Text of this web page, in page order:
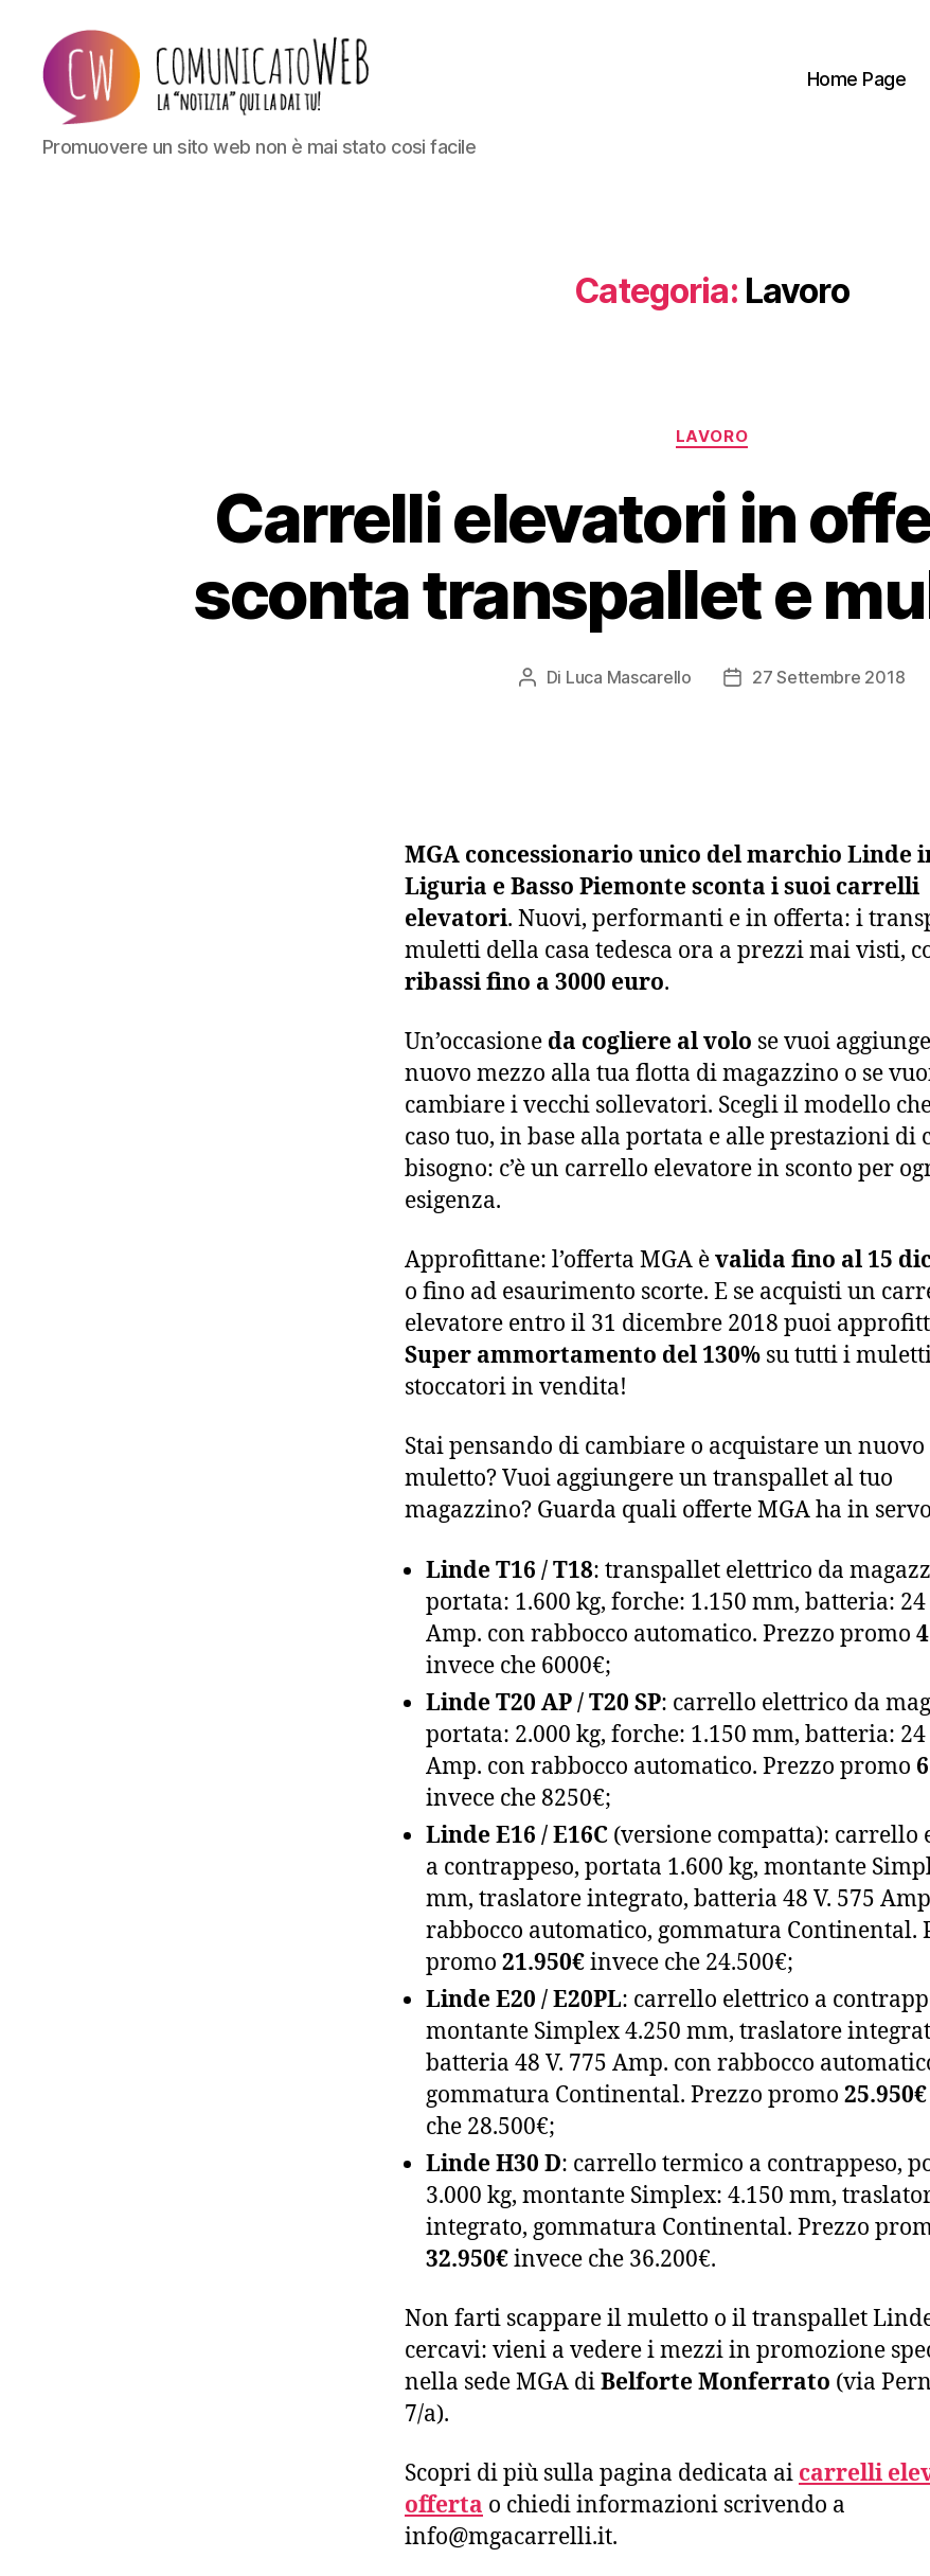
Comunicato
Web
Promuovere un sito web non è mai stato cosi facile
Home Page
Categoria: Lavoro
Categorie
LAVORO
Carrelli elevatori in
sconta transpallet e
Autore
Di Luca Mascarello
Data27 Settembre 2018
MGA concessionario unico del marchio Linde
Liguria e Basso Piemonte sconta i suoi carrelli
elevatori. Nuovi, performanti e in offerta: i
muletti della casa tedesca ora a prezzi mai visti,
ribassi fino a 3000 euro.
Un’occasione da cogliere al volo se vuoi
nuovo mezzo alla tua flotta di magazzino o se
cambiare i vecchi sollevatori. Scegli il modello
caso tuo, in base alla portata e alle prestazioni di
bisogno: c’è un carrello elevatore in sconto per
esigenza.
Approfittane: l’offerta MGA èvalida fino al 15
o fino ad esaurimento scorte. E se acquisti un
elevatore entro il 31 dicembre 2018 puoi
Super ammortamento del 130% su tutti i
stoccatori in vendita!
Stai pensando di cambiare o acquistare un nuovo
muletto? Vuoi aggiungere un transpallet al tuo
magazzino? Guarda quali offerte MGA ha in
Linde T16 / T18: transpallet elettrico da
portata: 1.600 kg, forche: 1.150 mm, batteria: 24
Amp. con rabbocco automatico. Prezzo promo
invece che 6000€;
Linde T20 AP / T20 SP: carrello elettrico da
portata: 2.000 kg, forche: 1.150 mm, batteria: 24
Amp. con rabbocco automatico. Prezzo promo
invece che 8250€;
Linde E16 / E16C (versione compatta): carrello
a contrappeso, portata 1.600 kg, montante
mm, traslatore integrato, batteria 48 V. 575
rabbocco automatico, gommatura Continental.
promo 21.950€invece che 24.500€;
Linde E20 / E20PL: carrello elettrico a
montante Simplex 4.250 mm, traslatore
batteria 48 V. 775 Amp. con rabbocco
gommatura Continental. Prezzo promo 25.950€
che 28.500€;
Linde H30 D: carrello termico a contrappeso,
3.000 kg, montante Simplex: 4.150 mm,
integrato, gommatura Continental. Prezzo
32.950€invece che 36.200€.
Non farti scappare il muletto o il transpallet
cercavi: vieni a vedere i mezzi in promozione
nella sede MGA diBelforte Monferrato (via
7/a).
Scopri di più sulla pagina dedicata ai carrelli
offerta o chiedi informazioni scrivendo a
info@mgacarrelli.it.